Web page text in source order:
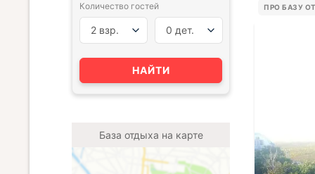
ПРО БАЗУ
Количество гостей
2 взр. 0 дет.
НАЙТИ
База отдыха на карте